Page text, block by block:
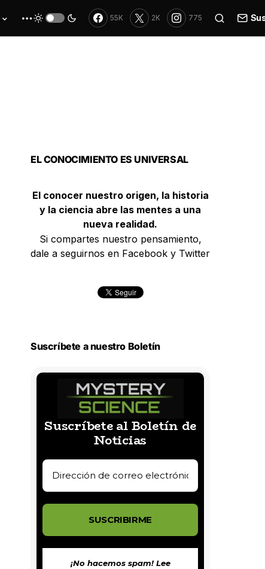
55K 2K 775
EL CONOCIMIENTO ES UNIVERSAL
El conocer nuestro origen, la historia
y la ciencia abre las mentes a una
nueva realidad.
Si compartes nuestro pensamiento,
dale a seguirnos en Facebook y Twitter
Suscríbete a nuestro Boletín
Suscríbete al Boletín de
Noticias
¡No hacemos spam! Lee